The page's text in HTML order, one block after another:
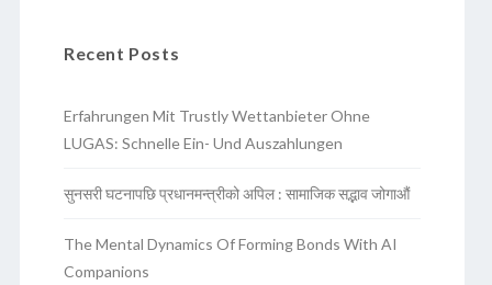
Recent Posts
Erfahrungen Mit Trustly Wettanbieter Ohne
LUGAS: Schnelle Ein- Und Auszahlungen
सुनसरी घटनापछि प्रधानमन्त्रीको अपिल : सामाजिक सद्भाव जोगाऔं
The Mental Dynamics Of Forming Bonds With AI
Companions